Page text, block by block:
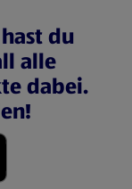
du
alle
dabei.